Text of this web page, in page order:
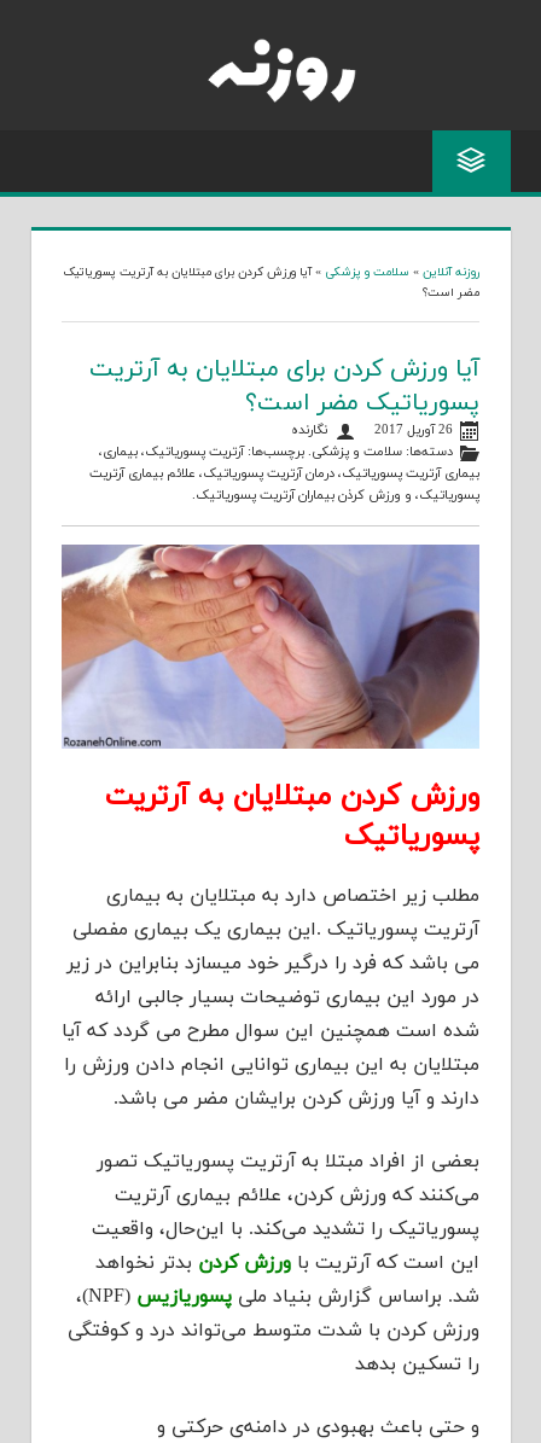
روزنه آنلاین » سلامت و پزشکی »آیا ورزش کردن برای مبتلایان به آرتریت پسوریاتیک
مضر است؟
آیا ورزش کردن برای مبتلایان به آرتریت
پسوریاتیک مضر است؟
26 آوریل 2017
نگارنده
دسته‌ها:سلامت و پزشکی. برچسب‌ها:آرتریت پسوریاتیک،بیماری،
بیماری آرتریت پسوریاتیک، درمان آرتریت پسوریاتیک، علائم بیماری آرتریت
پسوریاتیک، و ورزش کرذن بیماران آرتریت پسوریاتیک.
ورزش کردن مبتلایان به آرتریت
پسوریاتیک
مطلب زیر اختصاص دارد به مبتلایان به بیماری
آرتریت پسوریاتیک .این بیماری یک بیماری مفصلی
می باشد که فرد را درگیر خود میسازد بنابراین در زیر
در مورد این بیماری توضیحات بسیار جالبی ارائه
شده است همچنین این سوال مطرح می گردد که آیا
مبتلایان به این بیماری توانایی انجام دادن ورزش را
دارند و آیا ورزش کردن برایشان مضر می باشد.
بعضی از افراد مبتلا به آرتریت پسوریاتیک تصور
می‌کنند که ورزش کردن، علائم بیماری آرتریت
پسوریاتیک را تشدید می‌کند. با این‌حال، واقعیت
این است که آرتریت با ورزش کردن بدتر نخواهد
شد. براساس گزارش بنیاد ملی پسوریازیس
(NPF)،
ورزش کردن با شدت متوسط می‌تواند درد و کوفتگی
را تسکین بدهد
و حتی باعث بهبودی در دامنه‌ی حرکتی و